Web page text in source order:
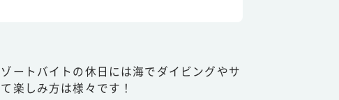
ートバイトの休日には海でダイビングやサ
楽しみ方は様々です！